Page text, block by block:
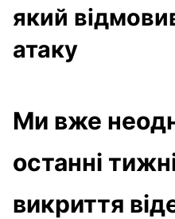
який
атаку
Ми вже
останні
викриття